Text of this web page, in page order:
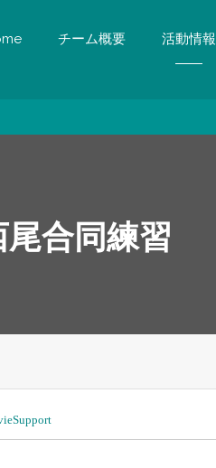
チーム概要 活動情報
合同練習
Support